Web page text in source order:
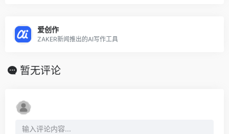
爱创作
ZAKER新闻推出的AI写作工具
暂无评论